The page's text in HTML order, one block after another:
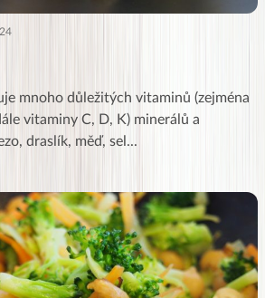
24
mnoho důležitých vitaminů (zejména
vitaminy C, D, K) minerálů a
draslík, měď, sel ...